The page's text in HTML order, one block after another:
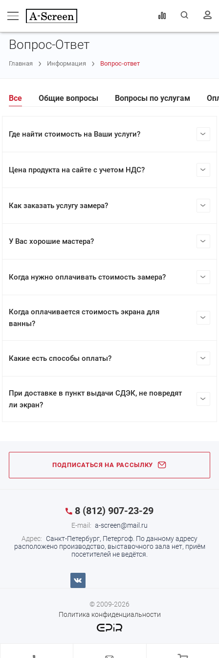
Вопрос-Ответ
Главная Информация Вопрос-ответ
Все Общие вопросы Вопросы по услугам
Где найти стоимость на Ваши услуги?
Цена продукта на сайте с учетом НДС?
Как заказать услугу замера?
У Вас хорошие мастера?
Когда нужно оплачивать стоимость замера?
Когда оплачивается стоимость экрана для
ванны?
Какие есть способы оплаты?
При доставке в пункт выдачи СДЭК, не повредят
ли экран?
ПОДПИСАТЬСЯ НА РАССЫЛКУ
8 (812) 907-23-29
E-mail: a-screen@mail.ru
Адрес:
Санкт-Петербург, Петергоф. По данному адресу
расположено производство, выставочного зала нет, приём
посетителей не ведётся.
© 2009-2026
Политика конфиденциальности